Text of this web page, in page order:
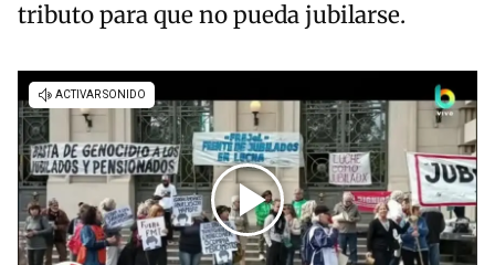
tributo para que no pueda jubilarse.